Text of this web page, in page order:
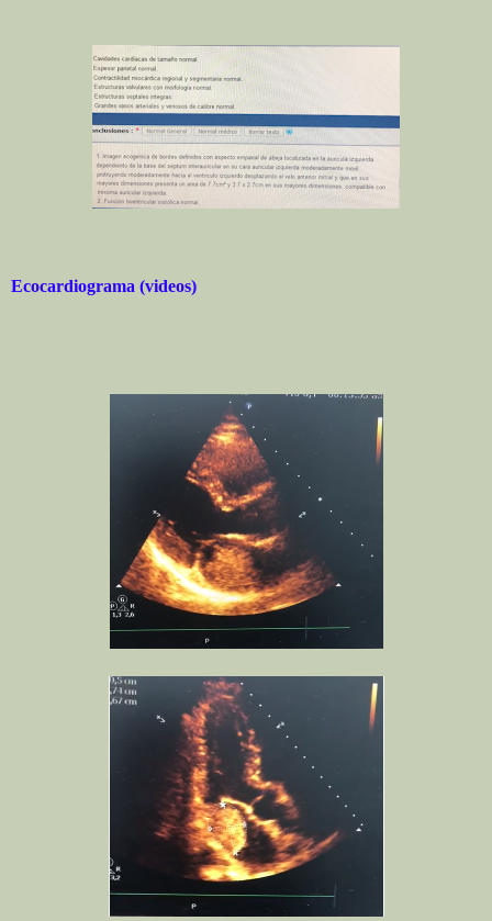
Ecocardiograma (videos)